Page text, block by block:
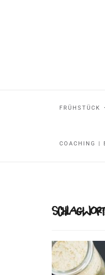
FRÜHSTÜCK
COACHING |